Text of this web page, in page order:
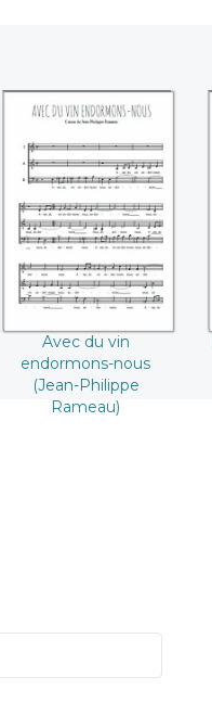
Avec du vin
endormons-nous
(Jean-Philippe
Rameau)
Avec du vin
endormons-nous
(Jean-Philippe
Rameau)